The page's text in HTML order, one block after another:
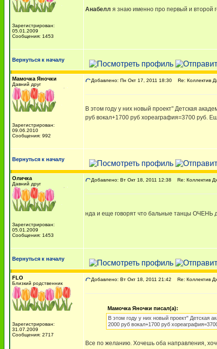
Зарегистрирован:
05.01.2009
Сообщения: 1453
Анабелл я знаю именно про первый и второй
Вернуться к началу
Мамочка Яночки
Давний друг
Зарегистрирован:
09.06.2010
Сообщения: 992
Добавлено: Пн Окт 17, 2011 18:30 Re: Коллектив
В этом году у них новый проект" Детская
руб вокал+1700 руб хореаграфия=3700 руб.
Вернуться к началу
Оличка
Давний друг
Зарегистрирован:
05.01.2009
Сообщения: 1453
Добавлено: Вт Окт 18, 2011 12:38 Re: Коллектив
нда и еще говорят что бальные танцы ОЧЕНЬ
Вернуться к началу
FLO
Близкий родственник
Зарегистрирован:
31.07.2009
Сообщения: 2717
Добавлено: Вт Окт 18, 2011 21:42 Re: Коллектив
Мамочка Яночки писал(а):
В этом году у них новый проект" Детская
2000 руб вокал+1700 руб
Все по желанию. Хочешь оба направления,